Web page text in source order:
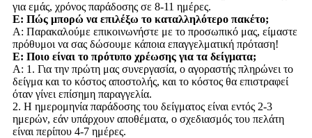
για εμάς, χρόνος παράδοσης σε 8-11 ημέρες.
Ε: Πώς μπορώ να επιλέξω το καταλληλότερο πακέτο;
Α: Παρακαλούμε επικοινωνήστε με το προσωπικό μας, είμαστε
πρόθυμοι να σας δώσουμε κάποια επαγγελματική πρόταση!
Ε: Ποιο είναι το πρότυπο χρέωσης για τα δείγματα;
Α: 1. Για την πρώτη μας συνεργασία, ο αγοραστής πληρώνει το
δείγμα και το κόστος αποστολής, και το κόστος θα επιστραφεί
όταν γίνει επίσημη παραγγελία.
2. Η ημερομηνία παράδοσης του δείγματος είναι εντός 2-3
ημερών, εάν υπάρχουν αποθέματα, ο σχεδιασμός του πελάτη
είναι περίπου 4-7 ημέρες.